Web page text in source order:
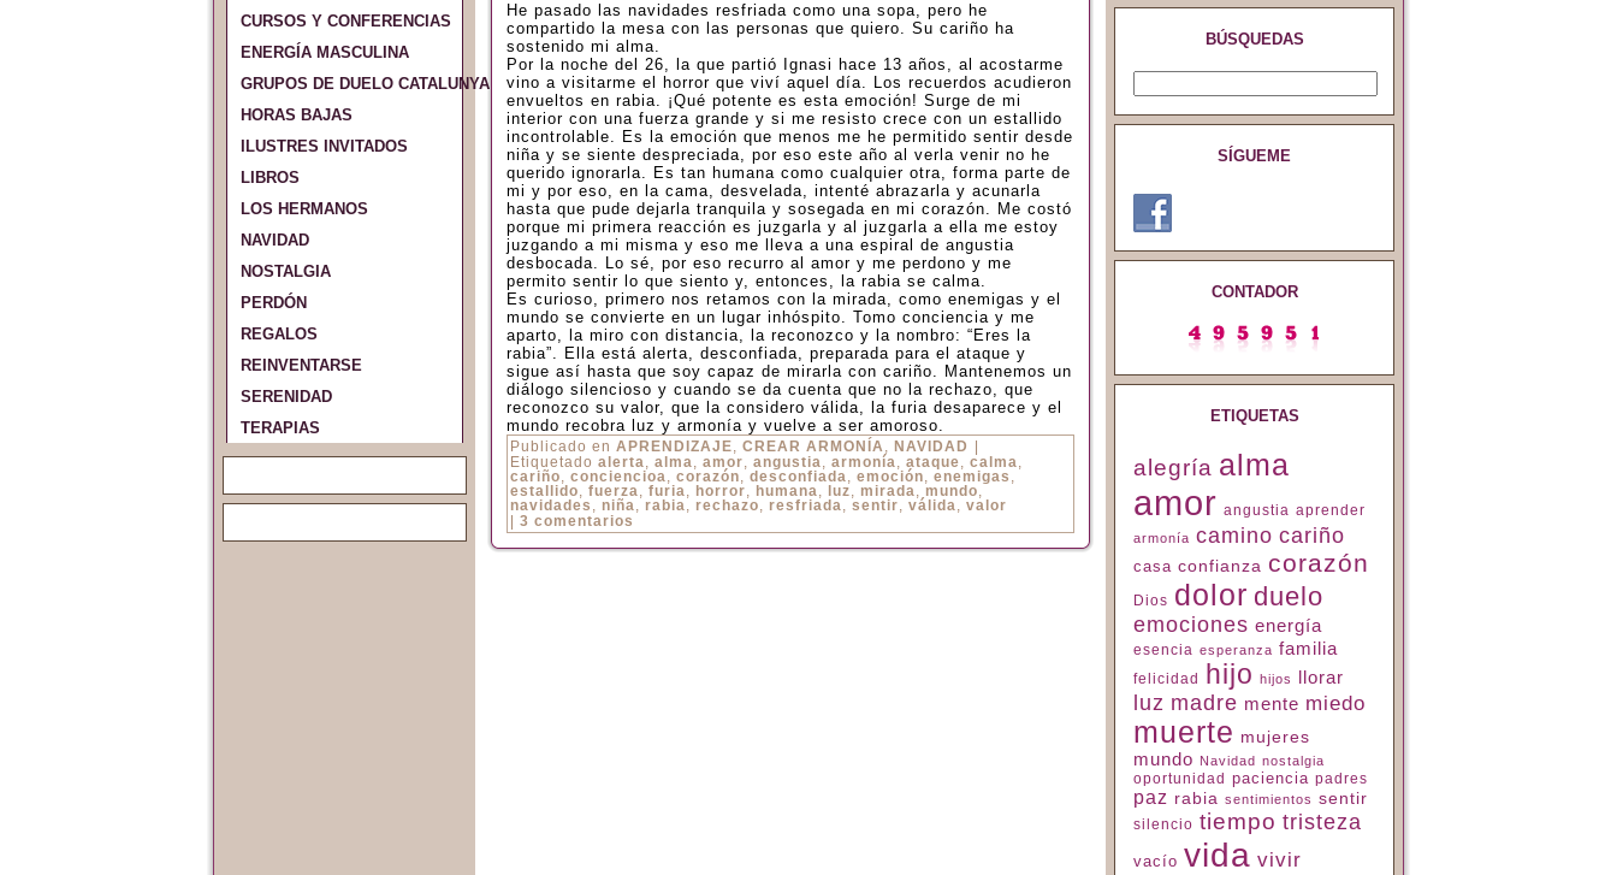
CURSOS Y CONFERENCIAS
ENERGÍA MASCULINA
GRUPOS DE DUELO CATALUNYA Y ESPAÑA
HORAS BAJAS
ILUSTRES INVITADOS
LIBROS
LOS HERMANOS
NAVIDAD
NOSTALGIA
PERDÓN
REGALOS
REINVENTARSE
SERENIDAD
TERAPIAS
He pasado las navidades resfriada como una sopa, pero he
compartido la mesa con las personas que quiero. Su cariño ha
sostenido mi alma.
Por la noche del 26, la que partió Ignasi hace 13 años, al acostarme
vino a visitarme el horror que viví aquel día. Los recuerdos acudieron
envueltos en rabia. ¡Qué potente es esta emoción! Surge de mi
interior con una fuerza grande y si me resisto crece con un estallido
incontrolable. Es la emoción que menos me he permitido sentir desde
niña y se siente despreciada, por eso este año al verla venir no he
querido ignorarla. Es tan humana como cualquier otra, forma parte de
mi y por eso, en la cama, desvelada, intenté abrazarla y acunarla
hasta que pude dejarla tranquila y sosegada en mi corazón. Me costó
porque mi primera reacción es juzgarla y al juzgarla a ella me estoy
juzgando a mi misma y eso me lleva a una espiral de angustia
desbocada. Lo sé, por eso recurro al amor y me perdono y me
permito sentir lo que siento y, entonces, la rabia se calma.
Es curioso, primero nos retamos con la mirada, como enemigas y el
mundo se convierte en un lugar inhóspito. Tomo conciencia y me
aparto, la miro con distancia, la reconozco y la nombro: “Eres la
rabia”. Ella está alerta, desconfiada, preparada para el ataque y
sigue así hasta que soy capaz de mirarla con cariño. Mantenemos un
diálogo silencioso y cuando se da cuenta que no la rechazo, que
reconozco su valor, que la considero válida, la furia desaparece y el
mundo recobra luz y armonía y vuelve a ser amoroso.
Publicado en APRENDIZAJE, CREAR ARMONÍA , NAVIDAD
Etiquetado alerta, alma, amor, angustia, armonía, ataque, calma,
cariño, conciencioa, corazón, desconfiada, emoción, enemigas ,
estallido, fuerza, furia, horror, humana, luz, mirada, mundo,
navidades , niña, rabia, rechazo, resfriada, sentir, válida, valor
3 comentarios
BÚSQUEDAS
SÍGUEME
CONTADOR
ETIQUETAS
alegría alma
amor angustia aprender
armonía camino cariño
casa confianza corazón
Dios dolor duelo
emociones energía
esencia esperanza familia
felicidad hijo hijos llorar
luz madre mente miedo
muerte mujeres
mundo Navidad nostalgia
oportunidad
paciencia padres
paz rabia sentimientos sentir
silencio tiempo tristeza
vacío vida vivir